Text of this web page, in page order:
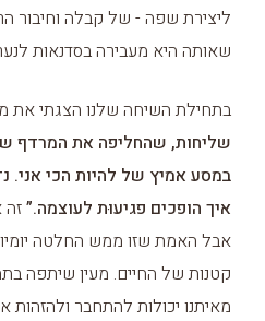
ליצירת שפה - של קבלה וחיבור
שאותה היא מעבירה בסדנאות
בתחילת השיחה שלנו הצגתי את
שליחות, שהחליפה את המרדף
במסע אמיץ של להיות הכי אני.
איך הופכים פגיעוּת לעוצמה.”זה
אבל האמת שזו ממש החלטה
קטנות של החיים. מעין שיתפה
מאיתנו יכולות להתחבר ולהזהות